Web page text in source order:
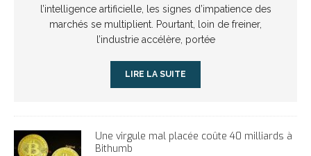
l’intelligence artificielle, les signes d’impatience des
marchés se multiplient. Pourtant, loin de freiner,
l’industrie accélère, portée
LIRE LA SUITE
Une virgule mal placée coûte 40 milliards à
Bithumb